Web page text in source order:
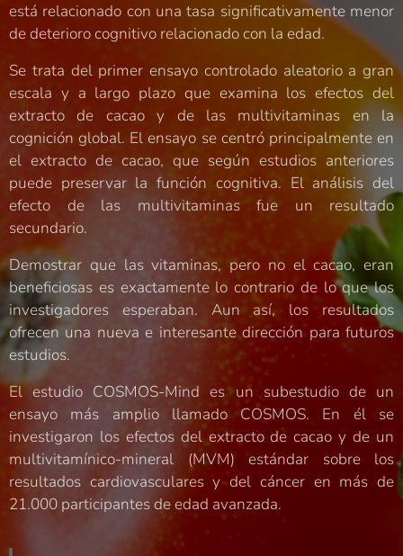
está relacionado con una tasa significativamente menor
de deterioro cognitivo relacionado con la edad.
Se trata del primer ensayo controlado aleatorio a gran
escala y a largo plazo que examina los efectos del
extracto de cacao y de las multivitaminas en la
cognición global. El ensayo se centró principalmente en
el extracto de cacao, que según estudios anteriores
puede preservar la función cognitiva. El análisis del
efecto de las multivitaminas fue un resultado
secundario.
Demostrar que las vitaminas, pero no el cacao, eran
beneficiosas es exactamente lo contrario de lo que los
investigadores esperaban. Aun así, los resultados
ofrecen una nueva e interesante dirección para futuros
estudios.
El estudio COSMOS-Mind es un subestudio de un
ensayo más amplio llamado COSMOS. En él se
investigaron los efectos del extracto de cacao y de un
multivitamínico-mineral (MVM) estándar sobre los
resultados cardiovasculares y del cáncer en más de
21.000 participantes de edad avanzada.